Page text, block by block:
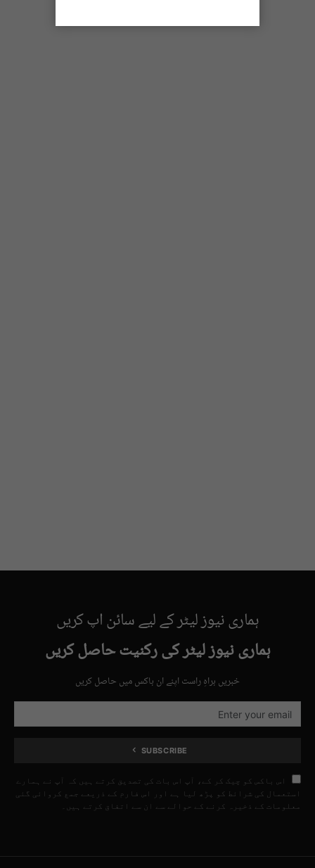
ہماری نیوز لیٹر کے لیے سائن اپ کریں
ہماری نیوز لیٹر کی رکنیت حاصل کریں
خبریں براہِ راست اپنے ان باکس میں حاصل کریں
SUBSCRIBE
اس باکس کو چیک کر کے، آپ اس بات کی تصدیق کرتے ہیں کہ آپ نے ہمارے
استعمال کی شرائط کو پڑھ لیا ہے اور اس فارم کے ذریعے جمع کروائی گئی
معلومات کے ذخیرہ کرنے کے حوالے سے ان سے اتفاق کرتے ہیں۔